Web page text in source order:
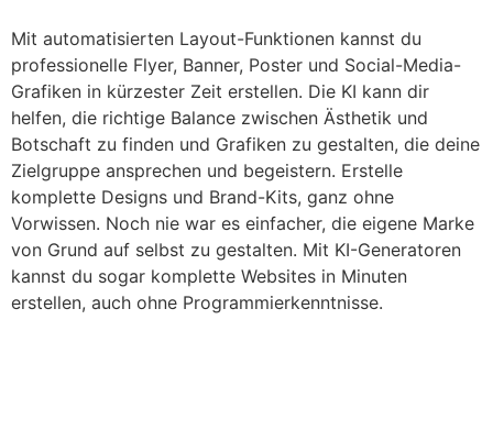
Mit automatisierten Layout-Funktionen kannst du
professionelle Flyer, Banner, Poster und Social-Media-
Grafiken in kürzester Zeit erstellen. Die KI kann dir
helfen, die richtige Balance zwischen Ästhetik und
Botschaft zu finden und Grafiken zu gestalten, die deine
Zielgruppe ansprechen und begeistern. Erstelle
komplette Designs und Brand-Kits, ganz ohne
Vorwissen. Noch nie war es einfacher, die eigene Marke
von Grund auf selbst zu gestalten. Mit KI-Generatoren
kannst du sogar komplette Websites in Minuten
erstellen, auch ohne Programmierkenntnisse.